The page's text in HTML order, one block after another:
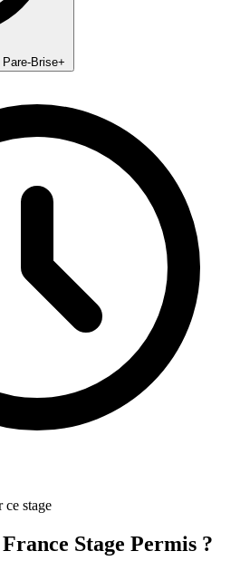
Brise+
ce stage
Stage Permis ?